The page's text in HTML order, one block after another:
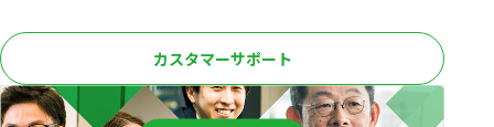
カスタマーサポート